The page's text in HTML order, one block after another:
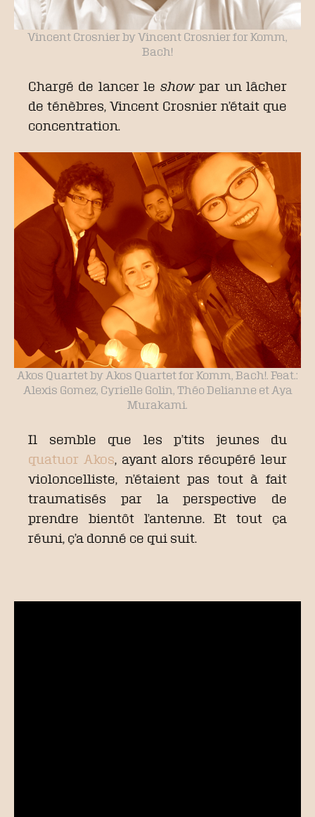
Vincent Crosnier by Vincent Crosnier for Komm,
Bach!
Chargé de lancer le showpar un lâcher
de ténèbres, Vincent Crosnier n’était que
concentration.
Akos Quartet by Akos Quartet for Komm, Bach!. Feat.:
Alexis Gomez, Cyrielle Golin, Théo Delianne et Aya
Murakami.
Il semble que les p’tits jeunes du
quatuor Akos, ayant alors récupéré leur
violoncelliste, n’étaient pas tout à fait
traumatisés par la perspective de
prendre bientôt l’antenne. Et tout ça
réuni, ç’a donné ce qui suit.